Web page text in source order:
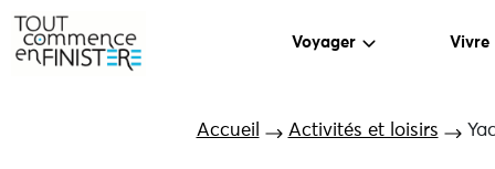
Voyager Vivre
Accueil Activités et loisirs